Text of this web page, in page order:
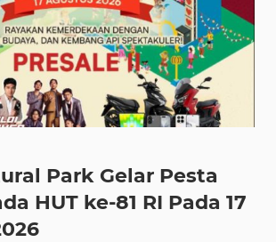
Park Gelar Pesta
HUT ke-81 RI Pada 17